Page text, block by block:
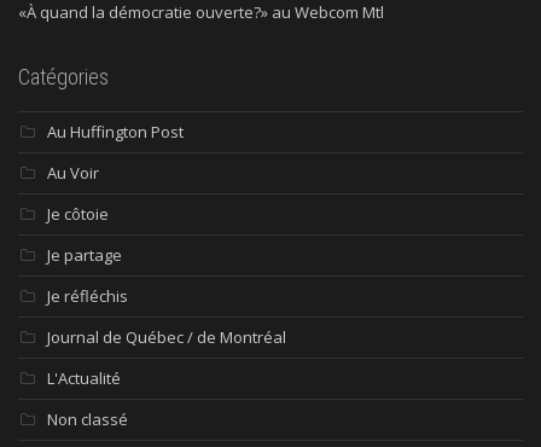
«À quand la démocratie ouverte?» au Webcom Mtl
Catégories
Au Huffington Post
Au Voir
Je côtoie
Je partage
Je réfléchis
Journal de Québec / de Montréal
L'Actualité
Non classé